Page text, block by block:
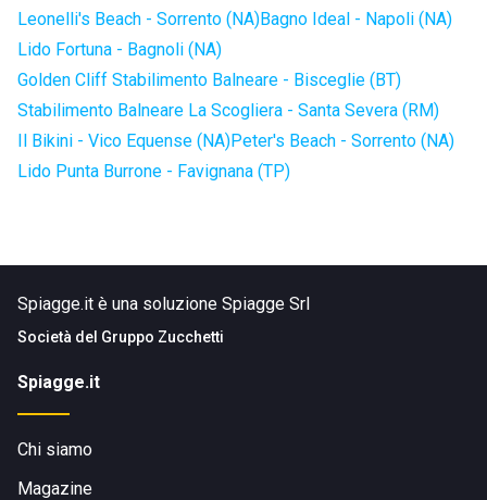
Leonelli's Beach - Sorrento (NA)Bagno Ideal - Napoli (NA)
Lido Fortuna - Bagnoli (NA)
Golden Cliff Stabilimento Balneare - Bisceglie (BT)
Stabilimento Balneare La Scogliera - Santa Severa (RM)
Il Bikini - Vico Equense (NA)Peter's Beach - Sorrento (NA)
Lido Punta Burrone - Favignana (TP)
Spiagge.it è una soluzione Spiagge Srl
Società del Gruppo Zucchetti
Spiagge.it
Chi siamo
Magazine